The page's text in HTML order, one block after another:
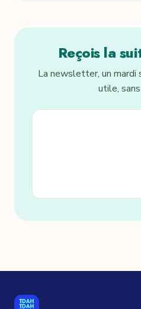
Reçois la
La newsletter, un mardi
utile,